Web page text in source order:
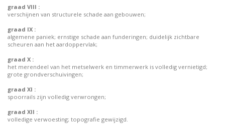
graad VIII :
verschijnen van structurele schade aan gebouwen;
graad IX :
algemene paniek; ernstige schade aan funderingen; duidelijk zichtbare
scheuren aan het aardoppervlak;
graad X :
het merendeel van het metselwerk en timmerwerk is volledig vernietigd;
grote grondverschuivingen;
graad XI :
spoorrails zijn volledig verwrongen;
graad XII :
volledige verwoesting; topografie gewijzigd.